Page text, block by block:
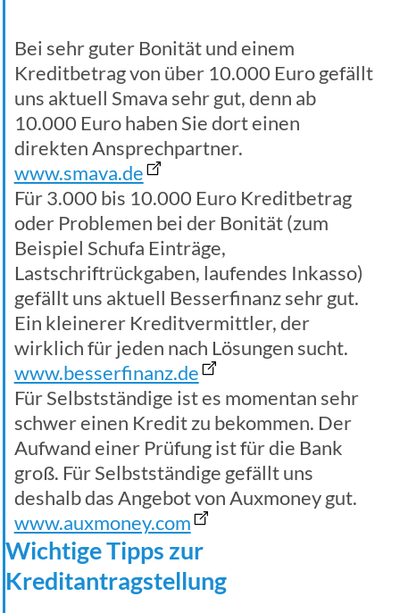
Bei sehr guter Bonität und einem
Kreditbetrag von über 10.000 Euro gefällt
uns aktuell Smava sehr gut, denn ab
10.000 Euro haben Sie dort einen
direkten Ansprechpartner.
www.smava.de
Für 3.000 bis 10.000 Euro Kreditbetrag
oder Problemen bei der Bonität (zum
Beispiel Schufa Einträge,
Lastschriftrückgaben, laufendes Inkasso)
gefällt uns aktuell Besserfinanz sehr gut.
Ein kleinerer Kreditvermittler, der
wirklich für jeden nach Lösungen sucht.
www.besserfinanz.de
Für Selbstständige ist es momentan sehr
schwer einen Kredit zu bekommen. Der
Aufwand einer Prüfung ist für die Bank
groß. Für Selbstständige gefällt uns
deshalb das Angebot von Auxmoney gut.
www.auxmoney.com
Wichtige Tipps zur
Kreditantragstellung